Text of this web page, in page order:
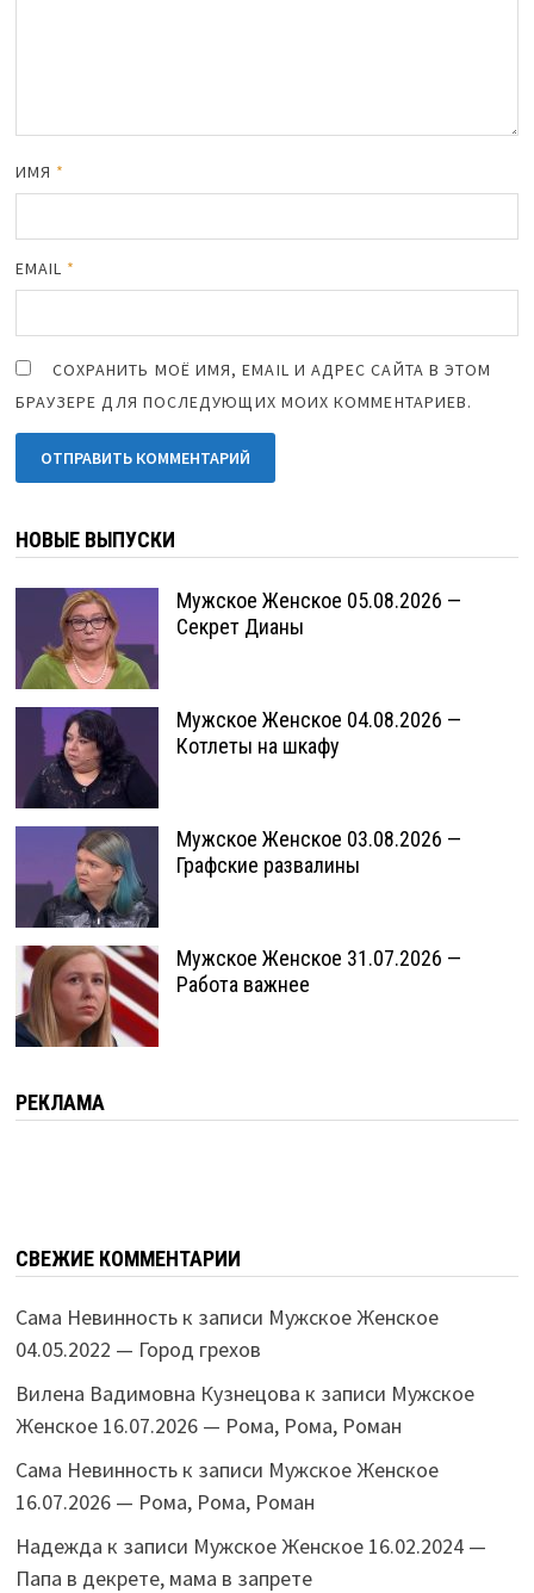
ИМЯ *
EMAIL *
СОХРАНИТЬ МОЁ ИМЯ, EMAIL И АДРЕС САЙТА В ЭТОМ
БРАУЗЕРЕ ДЛЯ ПОСЛЕДУЮЩИХ МОИХ КОММЕНТАРИЕВ.
НОВЫЕ ВЫПУСКИ
Мужское Женское 05.08.2026 —
Секрет Дианы
Мужское Женское 04.08.2026 —
Котлеты на шкафу
Мужское Женское 03.08.2026 —
Графские развалины
Мужское Женское 31.07.2026 —
Работа важнее
РЕКЛАМА
СВЕЖИЕ КОММЕНТАРИИ
Сама Невинностьк записи Мужское Женское
04.05.2022 — Город грехов
Вилена Вадимовна Кузнецова к записи Мужское
Женское 16.07.2026 — Рома, Рома, Роман
Сама Невинностьк записи Мужское Женское
16.07.2026 — Рома, Рома, Роман
Надежда к записи Мужское Женское 16.02.2024 —
Папа в декрете, мама в запрете